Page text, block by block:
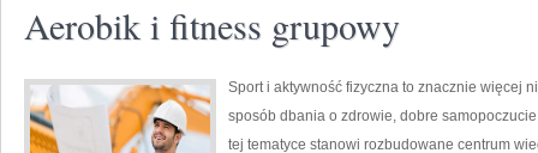
Aerobik i fitness grupowy
Sport i aktywność fizyczna to znacznie więcej
sposób dbania o zdrowie, dobre
tej tematyce stanowi rozbudowane centrum